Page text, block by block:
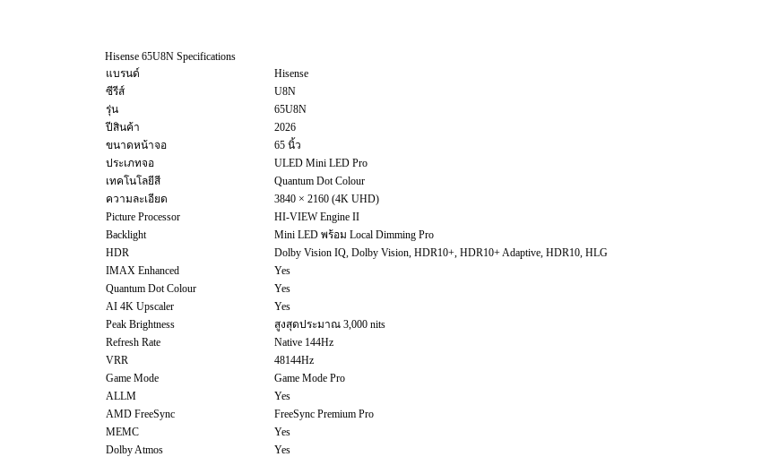
Hisense 65U8N Specifications
แบรนด์
Hisense
ซีรีส์
U8N
รุ่น
65U8N
ปีสินค้า
2026
ขนาดหน้าจอ
65 นิ้ว
ประเภทจอ
ULED Mini LED Pro
เทคโนโลยีสี
Quantum Dot Colour
ความละเอียด
3840 × 2160 (4K UHD)
Picture Processor
HI-VIEW Engine II
Backlight
Mini LED พร้อม Local Dimming Pro
HDR
Dolby Vision IQ, Dolby Vision, HDR10+, HDR10+ Adaptive, HDR10, HLG
IMAX Enhanced
Yes
Quantum Dot Colour
Yes
AI 4K Upscaler
Yes
Peak Brightness
สูงสุดประมาณ 3,000 nits
Refresh Rate
Native 144Hz
VRR
48144Hz
Game Mode
Game Mode Pro
ALLM
Yes
AMD FreeSync
FreeSync Premium Pro
MEMC
Yes
Dolby Atmos
Yes